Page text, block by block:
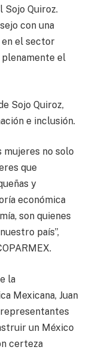
Sojo Quiroz.
con una
en el sector
el
Sojo Quiroz,
e inclusión.
mujeres no solo
que
y
económica
son quienes
país”,
la
Mexicana, Juan
un México
certeza